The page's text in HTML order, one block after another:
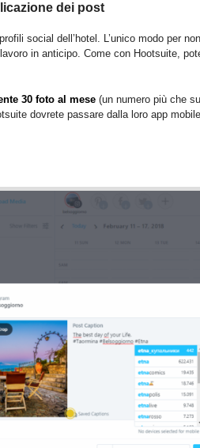
dei post
social dell’hotel. L’unico modo per
in anticipo. Come con Hootsuite,
30 foto al mese (un numero più che
dovrete passare dalla loro app